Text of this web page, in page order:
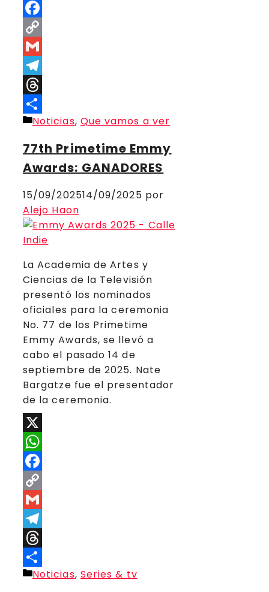
WhatsApp
Facebook
Copy
Link
Gmail
Telegram
Threads
Compartir
Categorías
Noticias, Que vamos a ver
77th Primetime Emmy
Awards: GANADORES
15/09/202514/09/2025 por
Alejo Haon
La Academia de Artes y
Ciencias de la Televisión
presentó los nominados
oficiales para la ceremonia
No. 77 de los Primetime
Emmy Awards, se llevó a
cabo el pasado 14 de
septiembre de 2025. Nate
Bargatze fue el presentador
de la ceremonia.
X
WhatsApp
Facebook
Copy
Link
Gmail
Telegram
Threads
Compartir
Categorías
Noticias, Series & tv